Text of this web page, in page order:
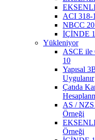
ACI 318-
NBCC
İÇİNDE
Yükleniyor
ASCE ile
10
Yapısal
Uygulanır
Çatıda
AS / NZS
Örneği
Örneği